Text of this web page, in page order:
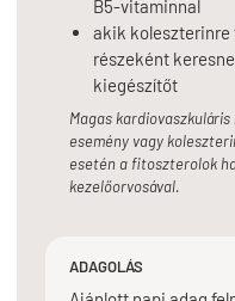
B5-vitaminnal
akik koleszterinre
részeként
kiegészítőt
Magas
esemény vagy
esetén a fitoszterolok
kezelőorvosával.
ADAGOLÁS